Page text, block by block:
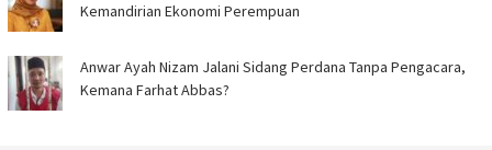
Kemandirian Ekonomi Perempuan
Anwar Ayah Nizam Jalani Sidang Perdana Tanpa Pengacara,
Kemana Farhat Abbas?